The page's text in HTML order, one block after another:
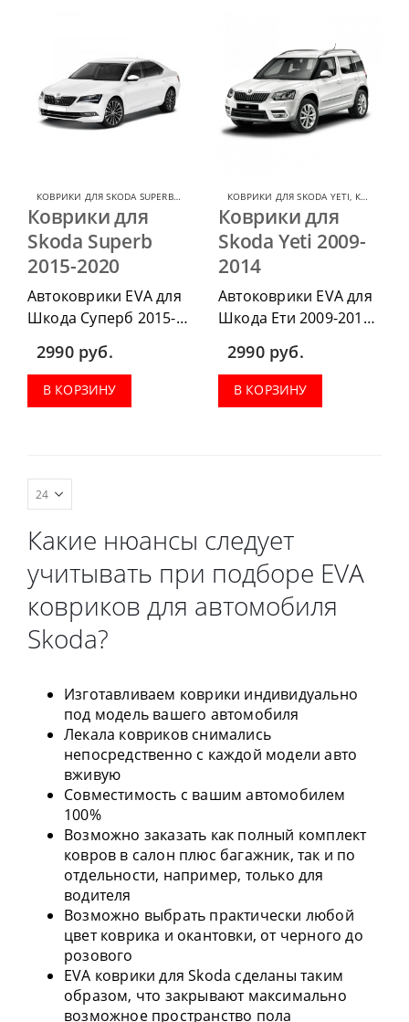
коврик в багажник.
КОВРИКИ ДЛЯ SKODA SUPERB
,КОВРИКИ ДЛЯ SKODA
Коврики для
Skoda Superb
2015-2020
Автоковрики EVA для
Шкода Суперб 2015-
приобрести в
комплектации:
водительский коврик,
2990 руб.
В КОРЗИНУ
КОВРИКИ ДЛЯ SKODA YETI, КОВРИКИ ДЛЯ SKODA
Коврики для
Skoda Yeti 2009-
2014
Автоковрики EVA для
Шкода Ети 2009-2014
комплектации:
водительский коврик,
комплект передних,
2990 руб.
В КОРЗИНУ
Какие нюансы следует
учитывать при подборе EVA
ковриков для автомобиля
Skoda?
Изготавливаем коврики индивидуально
под модель вашего автомобиля
Лекала ковриков снимались
непосредственно с каждой модели авто
вживую
Совместимость с вашим автомобилем
100%
Возможно заказать как полный комплект
ковров в салон плюс багажник, так и по
отдельности, например, только для
водителя
Возможно выбрать практически любой
цвет коврика и окантовки, от черного до
розового
EVA коврики для Skoda сделаны таким
образом, что закрывают максимально
возможное пространство пола